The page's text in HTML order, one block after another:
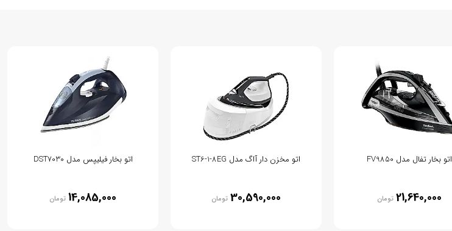
اتو بخار تفال مدل FV9850
21,640,000 تومان
اتو مخزن دار آاگ مدل ST6-1-8EG
30,590,000 تومان
اتو بخار فیلیپس مدل DST7030
14,085,000 تومان